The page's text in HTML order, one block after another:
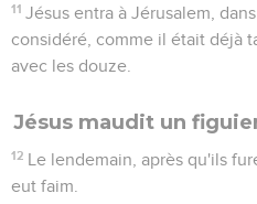
11 Jésus entra à Jérusalem,
considéré, comme il était déjà
avec les douze.
Jésus maudit un
12 Le lendemain, après qu'ils
eut faim.